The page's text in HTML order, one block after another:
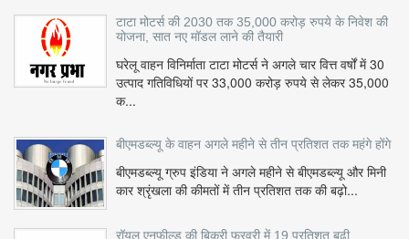
टाटा मोटर्स की 2030 तक 35,000 करोड़ रुपये के निवेश की
योजना, सात नए मॉडल लाने की तैयारी
घरेलू वाहन विनिर्माता टाटा मोटर्स ने अगले चार वित्त वर्षों में 30
उत्पाद गतिविधियों पर 33,000 करोड़ रुपये से लेकर 35,000
क...
बीएमडब्ल्यू के वाहन अगले महीने से तीन प्रतिशत तक महंगे होंगे
बीएमडब्ल्यू ग्रुप इंडिया ने अगले महीने से बीएमडब्ल्यू और मिनी
कार श्रृंखला की कीमतों में तीन प्रतिशत तक की बढ़ो...
रॉयल एनफील्ड की बिक्री फरवरी में 19 प्रतिशत बढ़ी